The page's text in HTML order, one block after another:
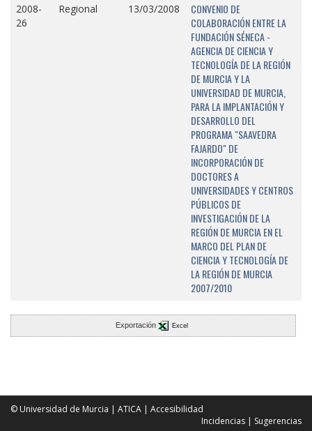
2008-
26
Regional 13/03/2008
CONVENIO DE
COLABORACIÓN ENTRE LA
FUNDACIÓN SÉNECA -
AGENCIA DE CIENCIA Y
TECNOLOGÍA DE LA REGIÓN
DE MURCIA Y LA
UNIVERSIDAD DE MURCIA,
PARA LA IMPLANTACIÓN Y
DESARROLLO DEL
PROGRAMA "SAAVEDRA
FAJARDO" DE
INCORPORACIÓN DE
DOCTORES A
UNIVERSIDADES Y CENTROS
PÚBLICOS DE
INVESTIGACIÓN DE LA
REGIÓN DE MURCIA EN EL
MARCO DEL PLAN DE
CIENCIA Y TECNOLOGÍA DE
LA REGIÓN DE MURCIA
2007/2010
Exportación Excel
© Universidad de Murcia | ATICA | Accesibilidad
Incidencias | Sugerencias